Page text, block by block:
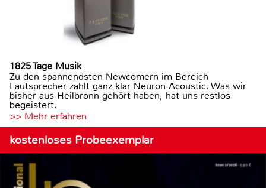
1825 Tage Musik
Zu den spannendsten Newcomern im Bereich
Lautsprecher zählt ganz klar Neuron Acoustic. Was wir
bisher aus Heilbronn gehört haben, hat uns restlos
begeistert.
>> Mehr erfahren
kostenloses Probeexemplar